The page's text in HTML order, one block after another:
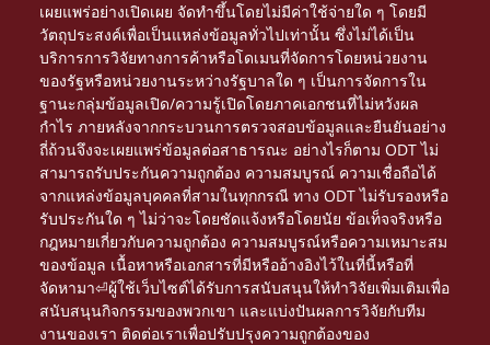
เผยแพร่อย่างเปิดเผย จัดทำขึ้นโดยไม่มีค่าใช้จ่ายใด ๆ โดยมี
วัตถุประสงค์เพื่อเป็นแหล่งข้อมูลทั่วไปเท่านั้น ซึ่งไม่ได้เป็น
บริการการวิจัยทางการค้าหรือโดเมนที่จัดการโดยหน่วยงาน
ของรัฐหรือหน่วยงานระหว่างรัฐบาลใด ๆ เป็นการจัดการใน
ฐานะกลุ่มข้อมูลเปิด/ความรู้เปิดโดยภาคเอกชนที่ไม่หวังผล
กำไร ภายหลังจากกระบวนการตรวจสอบข้อมูลและยืนยันอย่าง
ถี่ถ้วนจึงจะเผยแพร่ข้อมูลต่อสาธารณะ อย่างไรก็ตาม ODT ไม่
สามารถรับประกันความถูกต้อง ความสมบูรณ์ ความเชื่อถือได้
จากแหล่งข้อมูลบุคคลที่สามในทุกกรณี ทาง ODT ไม่รับรองหรือ
รับประกันใด ๆ ไม่ว่าจะโดยชัดแจ้งหรือโดยนัย ข้อเท็จจริงหรือ
กฎหมายเกี่ยวกับความถูกต้อง ความสมบูรณ์หรือความเหมาะสม
ของข้อมูล เนื้อหาหรือเอกสารที่มีหรืออ้างอิงไว้ในที่นี้หรือที่
จัดหามา⏎ผู้ใช้เว็บไซต์ได้รับการสนับสนุนให้ทำวิจัยเพิ่มเติมเพื่อ
สนับสนุนกิจกรรมของพวกเขา และแบ่งปันผลการวิจัยกับทีม
งานของเรา ติดต่อเราเพื่อปรับปรุงความถูกต้องของ